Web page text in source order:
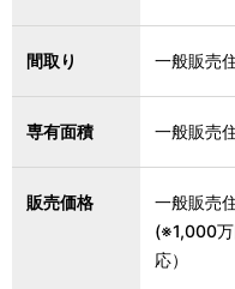
間取り 一般販売
専有面積 一般販売
販売価格
一般販売
(※1,000
応）